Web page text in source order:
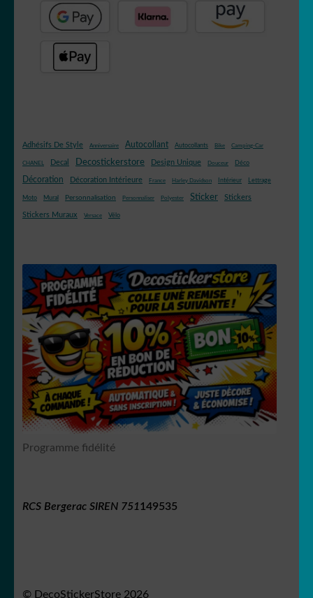
Adhésifs De Style Anniversaire Autocollant Autocollants Bike Camping-Car
CHANEL Decal Decostickerstore Design Unique Douceur Déco
Décoration Décoration Intérieure France Harley Davidson Intérieur Lettrage
Moto Mural Personnalisation Personnaliser Polyester Sticker Stickers
Stickers Muraux Versace Vélo
Programme fidélité
RCS Bergerac SIREN 751149535
© DecoStickerStore 2026